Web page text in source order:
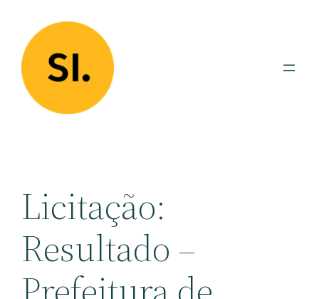
para
conteúdo
Licitação:
Resultado –